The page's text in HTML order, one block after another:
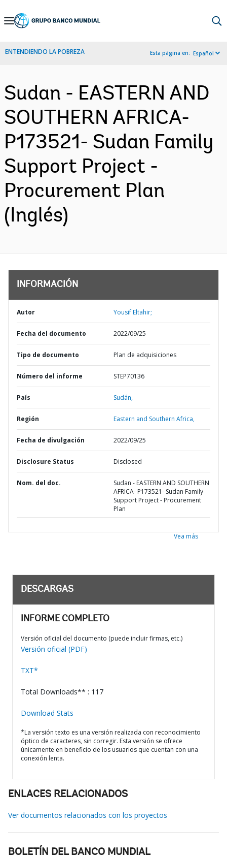
Skip
Navigation
ENTENDIENDO LA POBREZA Esta página en: Español
Sudan - EASTERN AND
SOUTHERN AFRICA-
P173521- Sudan Family
Support Project -
Procurement Plan
(Inglés)
INFORMACIÓN
Autor Yousif Eltahir;
Fecha del documento 2022/09/25
Tipo de documento Plan de adquisiciones
Número del informe STEP70136
País Sudán,
Región Eastern and Southern Africa,
Fecha de divulgación 2022/09/25
Disclosure Status Disclosed
Nom. del doc.
Sudan - EASTERN AND SOUTHERN
AFRICA- P173521- Sudan Family
Support Project - Procurement
Plan
Vea más
DESCARGAS
INFORME COMPLETO
Versión oficial del documento (puede incluir firmas, etc.)
Versión oficial (PDF)
TXT*
Total Downloads** : 117
Download Stats
*La versión texto es una versión realizada con reconocimiento
óptico de caracteres, sin corregir. Esta versión se ofrece
únicamente en beneficio de los usuarios que cuentan con una
conexión lenta.
ENLACES RELACIONADOS
Ver documentos relacionados con los proyectos
BOLETÍN DEL BANCO MUNDIAL